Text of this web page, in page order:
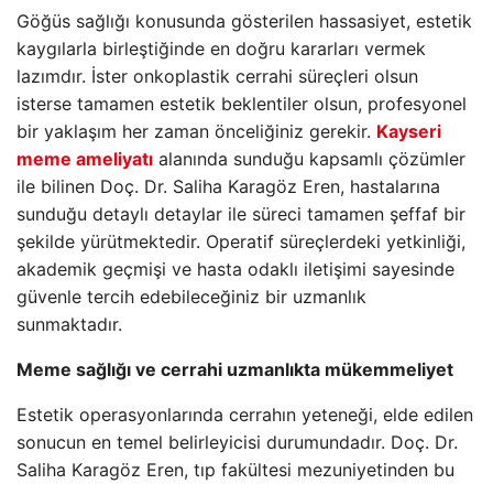
Göğüs sağlığı konusunda gösterilen hassasiyet, estetik
kaygılarla birleştiğinde en doğru kararları vermek
lazımdır. İster onkoplastik cerrahi süreçleri olsun
isterse tamamen estetik beklentiler olsun, profesyonel
bir yaklaşım her zaman önceliğiniz gerekir. Kayseri
meme ameliyatı alanında sunduğu kapsamlı çözümler
ile bilinen Doç. Dr. Saliha Karagöz Eren, hastalarına
sunduğu detaylı detaylar ile süreci tamamen şeffaf bir
şekilde yürütmektedir. Operatif süreçlerdeki yetkinliği,
akademik geçmişi ve hasta odaklı iletişimi sayesinde
güvenle tercih edebileceğiniz bir uzmanlık
sunmaktadır.
Meme sağlığı ve cerrahi uzmanlıkta mükemmeliyet
Estetik operasyonlarında cerrahın yeteneği, elde edilen
sonucun en temel belirleyicisi durumundadır. Doç. Dr.
Saliha Karagöz Eren, tıp fakültesi mezuniyetinden bu